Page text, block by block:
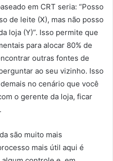
em CRT seria: “Posso
de leite (X), mas não posso
loja (Y)”. Isso permite que
para alocar 80% de
outras fontes de
ao seu vizinho. Isso
no cenário que você
o gerente da loja, ficar
são muito mais
mais útil aqui é